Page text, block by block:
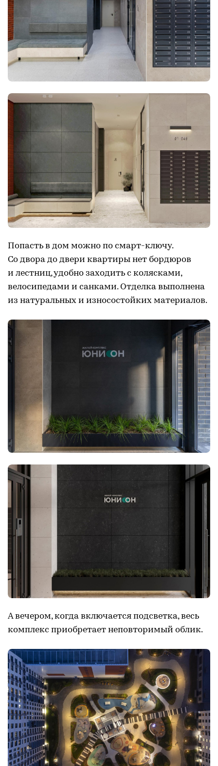
Попасть в дом можно по смарт-ключу.
Со двора до двери квартиры нет бордюров
и лестниц, удобно заходить с колясками,
велосипедами и санками. Отделка выполнена
из натуральных и износостойких материалов.
А вечером, когда включается подсветка, весь
комплекс приобретает неповторимый облик.